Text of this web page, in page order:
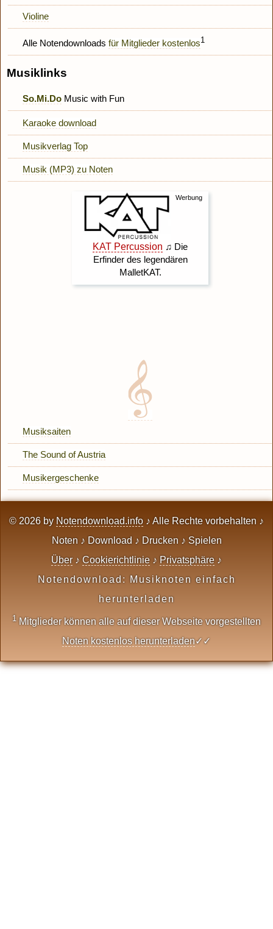
Violine
Alle Notendownloads für Mitglieder kostenlos1
Musiklinks
So.Mi.Do Music with Fun
Karaoke download
Musikverlag Top
Musik (MP3) zu Noten
Musiksaiten
The Sound of Austria
Musikergeschenke
© 2026 by Notendownload.info ♪ Alle Rechte vorbehalten ♪
Noten ♪ Download ♪ Drucken ♪ Spielen
Über ♪ Cookierichtlinie ♪ Privatsphäre ♪
Notendownload: Musiknoten einfach
herunterladen
1 Mitglieder können alle auf dieser Webseite vorgestellten
Noten kostenlos herunterladen✓✓